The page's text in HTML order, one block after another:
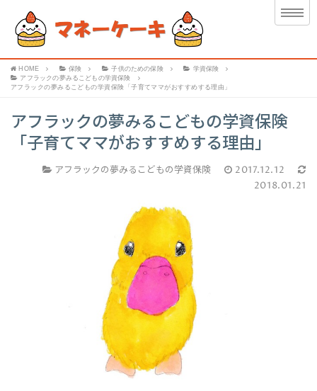
HOME 保険 子供のための保険
学資保険
アフラックの夢みるこどもの学資保険
アフラックの夢みるこどもの学資保険「子育てママがおすすめする理由」
アフラックの夢みるこどもの学資保険
「子育てママがおすすめする理由」
アフラックの夢みるこどもの学資保険
2017.12.12
2018.01.21